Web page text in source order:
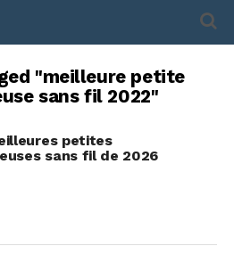
"meilleure petite
sans fil 2022"
petites
sans fil de 2026